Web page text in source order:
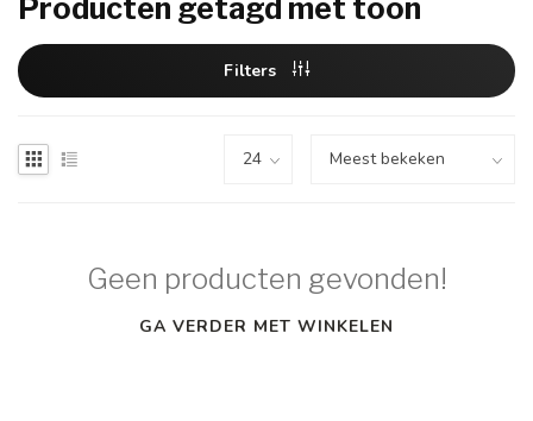
Producten getagd met toon
Filters
Geen producten gevonden!
GA VERDER MET WINKELEN